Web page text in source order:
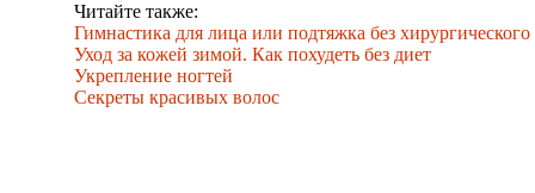
Читайте также:
Гимнастика для лица или подтяжка без
Уход за кожей зимой. Как похудеть без диет
Укрепление ногтей
Секреты красивых волос